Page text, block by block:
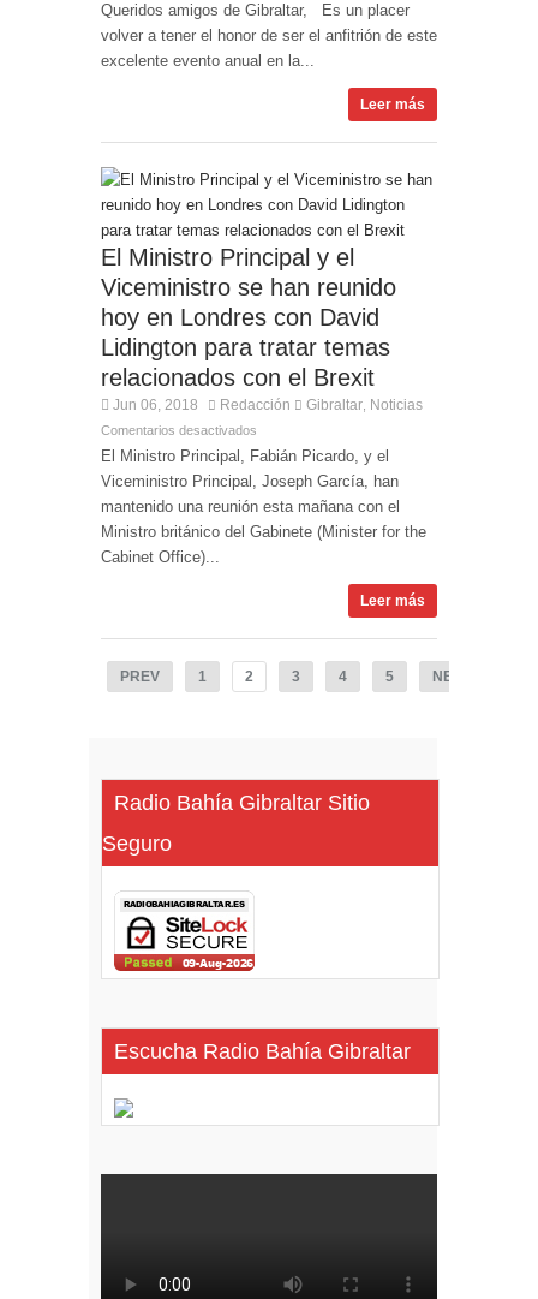
Queridos amigos de Gibraltar, Es un placer
volver a tener el honor de ser el anfitrión de este
excelente evento anual en la...
Leer más
El Ministro Principal y el
Viceministro se han reunido
hoy en Londres con David
Lidington para tratar temas
relacionados con el Brexit
Jun 06, 2018 Redacción Gibraltar Noticias
Comentarios desactivados
El Ministro Principal, Fabián Picardo, y el
Viceministro Principal, Joseph García, han
mantenido una reunión esta mañana con el
Ministro británico del Gabinete (Minister for the
Cabinet Office)...
Leer más
PREV 1 2 3 4 5 NEXT
Radio Bahía Gibraltar Sitio
Seguro
Escucha Radio Bahía Gibraltar